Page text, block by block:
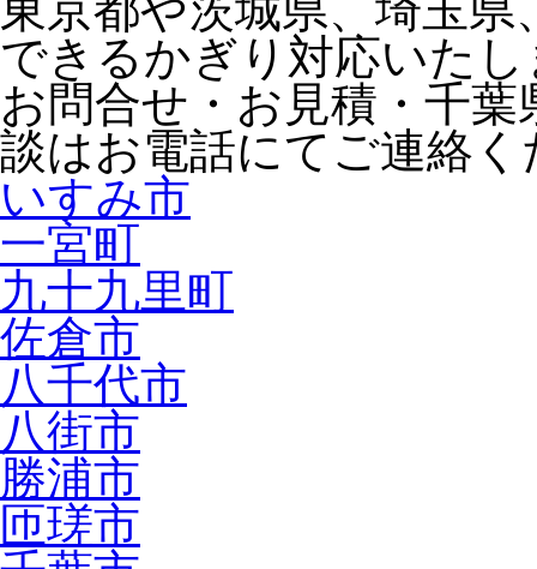
できるかぎり対応いた
お問合せ・お見積・千
談はお電話にてご連絡く
いすみ市
一宮町
九十九里町
佐倉市
八千代市
八街市
勝浦市
匝瑳市